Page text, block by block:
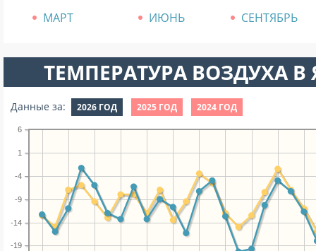
МАРТ
ИЮНЬ СЕНТЯБРЬ
ТЕМПЕРАТУРА ВОЗДУХА В
Данные за: 2026 ГОД 2025 ГОД 2024 ГОД
-19
-14
-9
-4
1
6